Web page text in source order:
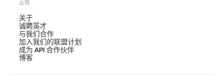
公司
关于
诚聘英才
与我们合作
加入我们的联盟计划
成为 API 合作伙伴
博客